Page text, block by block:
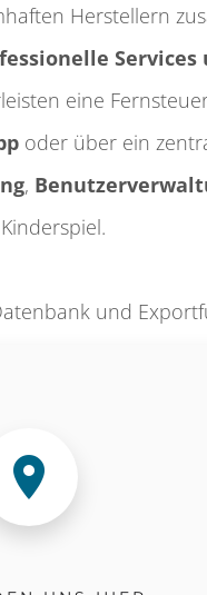
Herstellern
eine
oder über ein
,
und